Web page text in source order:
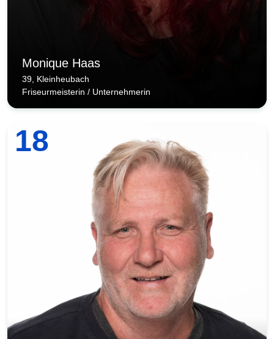
Monique Haas
39, Kleinheubach
Friseurmeisterin / Unternehmerin
18